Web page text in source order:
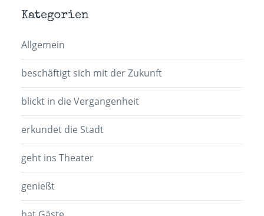
Kategorien
Allgemein
beschäftigt sich mit der Zukunft
blickt in die Vergangenheit
erkundet die Stadt
geht ins Theater
genießt